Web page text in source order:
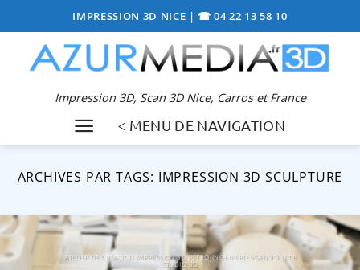
au
contenu
IMPRESSION 3D NICE | ☎ 04 22 13 58 10
Impression 3D, Scan 3D Nice, Carros et France
< MENU DE NAVIGATION
ARCHIVES PAR TAGS: IMPRESSION 3D SCULPTURE
ATELIER DE CRÉATION IMPRESSION 3D RÉTRO-INGÉNIERIE SCAN 3D NICE
STUDIO 3D